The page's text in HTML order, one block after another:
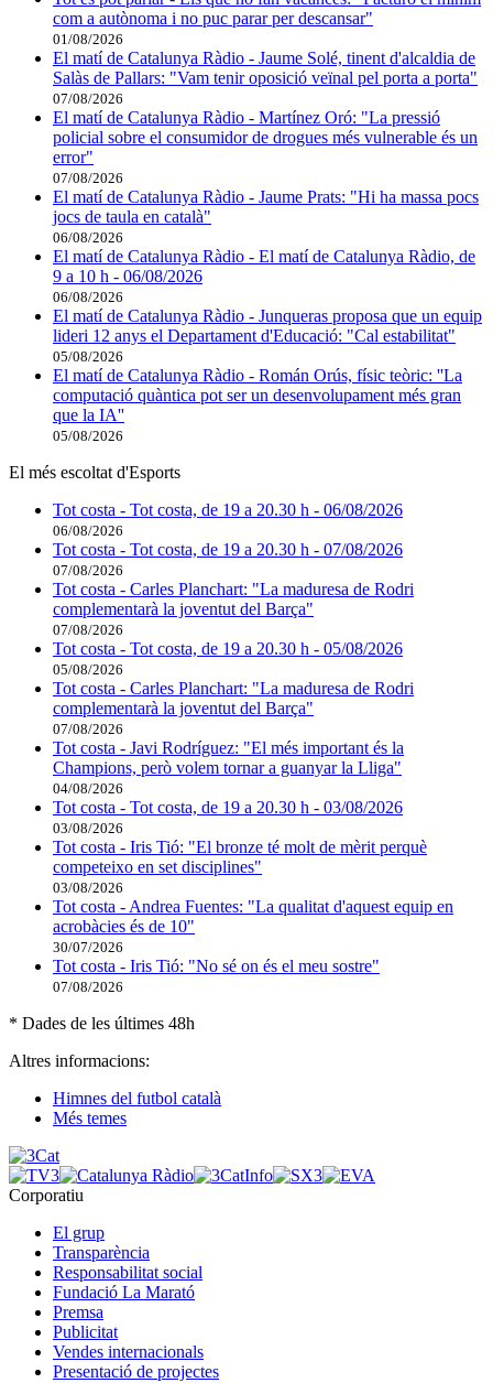
com a autònoma i no puc parar per descansar"
01/08/2026
El matí de Catalunya Ràdio - Jaume Solé, tinent d'alcaldia de
Salàs de Pallars: "Vam tenir oposició veïnal pel porta a porta"
07/08/2026
El matí de Catalunya Ràdio - Martínez Oró: "La pressió
policial sobre el consumidor de drogues més vulnerable és un
error"
07/08/2026
El matí de Catalunya Ràdio - Jaume Prats: "Hi ha massa pocs
jocs de taula en català"
06/08/2026
El matí de Catalunya Ràdio - El matí de Catalunya Ràdio, de
9 a 10 h - 06/08/2026
06/08/2026
El matí de Catalunya Ràdio - Junqueras proposa que un equip
lideri 12 anys el Departament d'Educació: "Cal estabilitat"
05/08/2026
El matí de Catalunya Ràdio - Román Orús, físic teòric: ''La
computació quàntica pot ser un desenvolupament més gran
que la IA''
05/08/2026
El més escoltat d'Esports
Tot costa - Tot costa, de 19 a 20.30 h - 06/08/2026
06/08/2026
Tot costa - Tot costa, de 19 a 20.30 h - 07/08/2026
07/08/2026
Tot costa - Carles Planchart: "La maduresa de Rodri
complementarà la joventut del Barça"
07/08/2026
Tot costa - Tot costa, de 19 a 20.30 h - 05/08/2026
05/08/2026
Tot costa - Carles Planchart: "La maduresa de Rodri
complementarà la joventut del Barça"
07/08/2026
Tot costa - Javi Rodríguez: "El més important és la
Champions, però volem tornar a guanyar la Lliga"
04/08/2026
Tot costa - Tot costa, de 19 a 20.30 h - 03/08/2026
03/08/2026
Tot costa - Iris Tió: "El bronze té molt de mèrit perquè
competeixo en set disciplines"
03/08/2026
Tot costa - Andrea Fuentes: "La qualitat d'aquest equip en
acrobàcies és de 10"
30/07/2026
Tot costa - Iris Tió: "No sé on és el meu sostre"
07/08/2026
* Dades de les últimes 48h
Altres informacions:
Himnes del futbol català
Més temes
Corporatiu
El grup
Transparència
Responsabilitat social
Fundació La Marató
Premsa
Publicitat
Vendes internacionals
Presentació de projectes